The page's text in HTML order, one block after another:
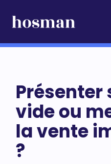
Présenter
vide ou
la vente
?